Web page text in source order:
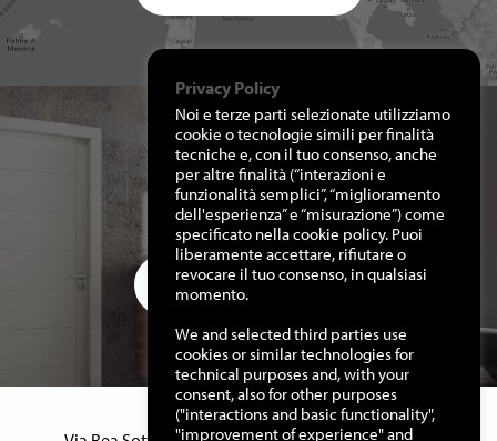
RICHIEDI I NOSTRI
CATALOGHI
CLICCA QUI
Manuello Design Srl
Privacy Policy
Noi e terze parti selezionate utilizziamo
cookie o tecnologie simili per finalità
tecniche e, con il tuo consenso, anche
per altre finalità (“interazioni e
funzionalità semplici”, “miglioramento
dell'esperienza” e “misurazione”) come
specificato nella cookie policy. Puoi
liberamente accettare, rifiutare o
revocare il tuo consenso, in qualsiasi
momento.
We and selected third parties use
cookies or similar technologies for
technical purposes and, with your
consent, also for other purposes
("interactions and basic functionality",
"improvement of experience" and